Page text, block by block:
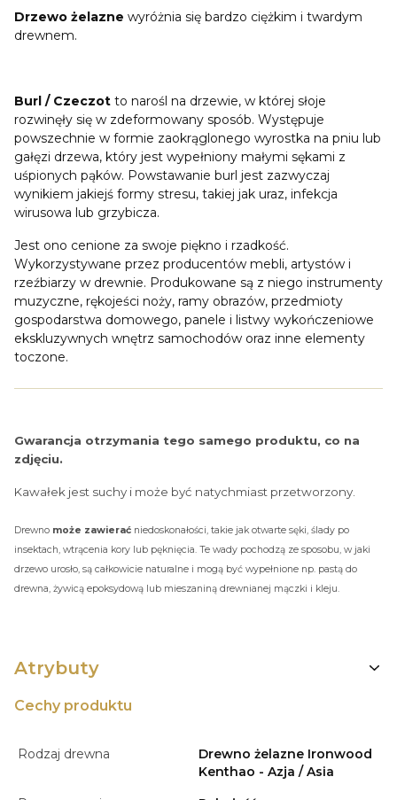
Drzewo żelazne wyróżnia się bardzo ciężkim i twardym
drewnem.
Burl / Czeczot to narośl na drzewie, w której słoje
rozwinęły się w zdeformowany sposób. Występuje
powszechnie w formie zaokrąglonego wyrostka na pniu lub
gałęzi drzewa, który jest wypełniony małymi sękami z
uśpionych pąków. Powstawanie burl jest zazwyczaj
wynikiem jakiejś formy stresu, takiej jak uraz, infekcja
wirusowa lub grzybicza.
Jest ono cenione za swoje piękno i rzadkość.
Wykorzystywane przez producentów mebli, artystów i
rzeźbiarzy w drewnie. Produkowane są z niego instrumenty
muzyczne, rękojeści noży, ramy obrazów, przedmioty
gospodarstwa domowego, panele i listwy wykończeniowe
ekskluzywnych wnętrz samochodów oraz inne elementy
toczone.
Gwarancja otrzymania tego samego produktu, co na
zdjęciu.
Kawałek jest suchy i może być natychmiast przetworzony.
Drewno może zawierać niedoskonałości, takie jak otwarte sęki, ślady po
insektach, wtrącenia kory lub pęknięcia. Te wady pochodzą ze sposobu, w jaki
drzewo urosło, są całkowicie naturalne i mogą być wypełnione np. pastą do
drewna, żywicą epoksydową lub mieszaniną drewnianej mączki i kleju.
Atrybuty
Cechy produktu
Rodzaj drewna
Drewno żelazne Ironwood
Kenthao - Azja / Asia